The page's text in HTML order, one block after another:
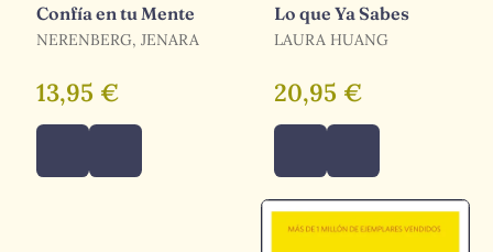
Confía en tu Mente
NERENBERG, JENARA
13,95 €
Lo que Ya Sabes
LAURA HUANG
20,95 €